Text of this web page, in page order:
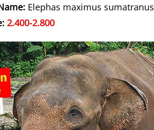
Elephas maximus sumatranus
2.400-2.800